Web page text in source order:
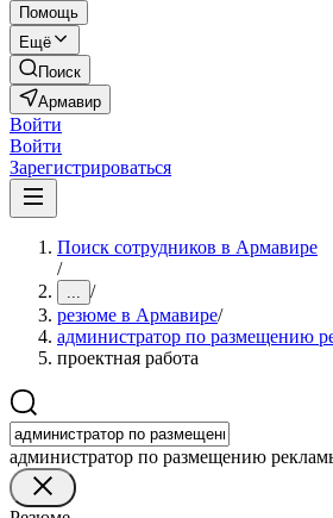
Помощь
Ещё
Поиск
Армавир
Войти
Войти
Зарегистрироваться
Поиск сотрудников в Армавире
/
... /
резюме в Армавире/
администратор по размещению
проектная работа
администратор по размещению